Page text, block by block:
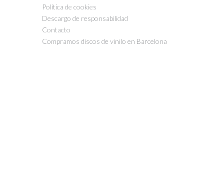
Política de cookies
Descargo de responsabilidad
Contacto
Compramos discos de vinilo en Barcelona